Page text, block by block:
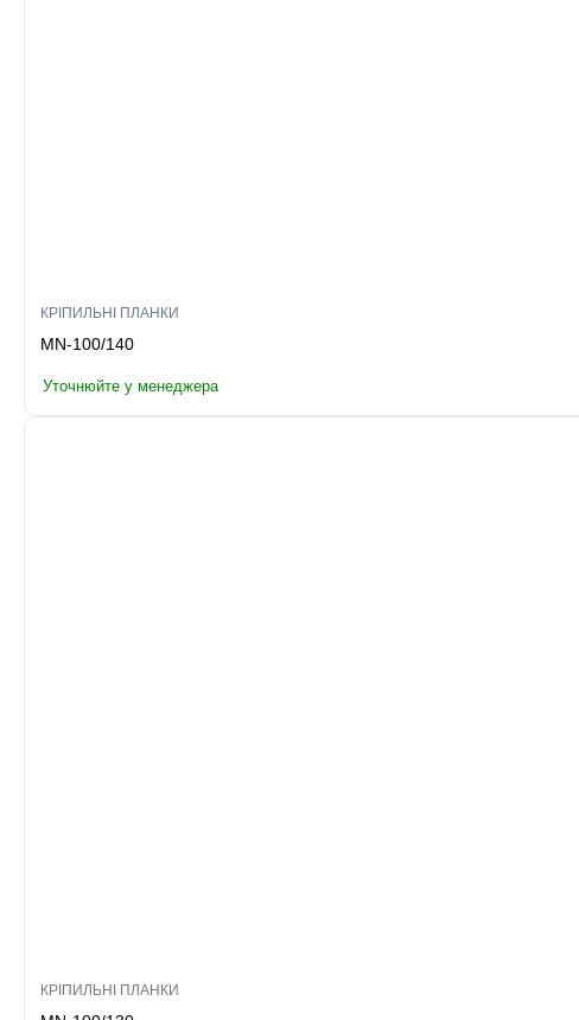
КРІПИЛЬНІ ПЛАНКИ
MN-100/140
Уточнюйте у менеджера
КРІПИЛЬНІ ПЛАНКИ